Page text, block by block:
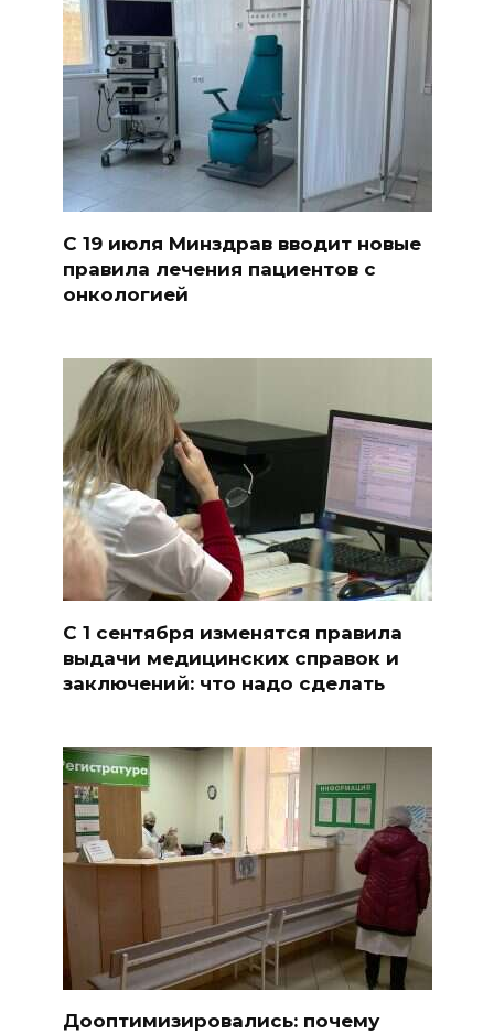
С 19 июля Минздрав вводит новые
правила лечения пациентов с
онкологией
С 1 сентября изменятся правила
выдачи медицинских справок и
заключений: что надо сделать
Дооптимизировались: почему